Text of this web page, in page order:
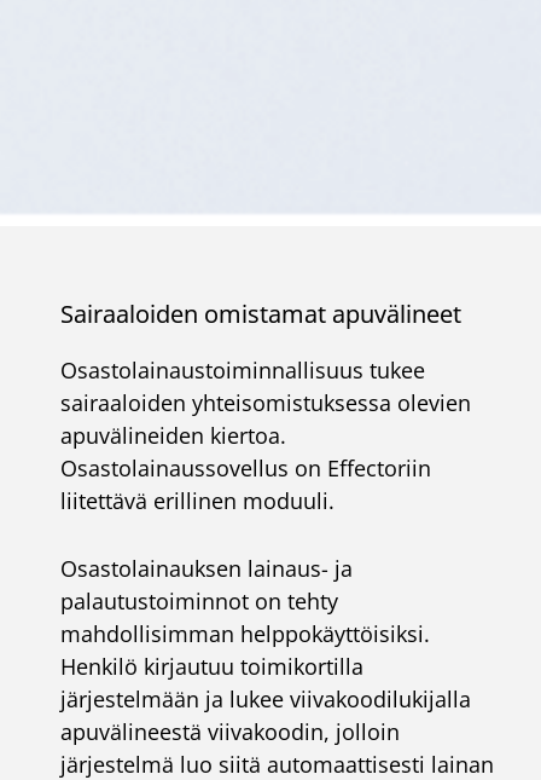
Sairaaloiden omistamat apuvälineet
Osastolainaustoiminnallisuus tukee
sairaaloiden yhteisomistuksessa olevien
apuvälineiden kiertoa.
Osastolainaussovellus on Effectoriin
liitettävä erillinen moduuli.
Osastolainauksen lainaus- ja
palautustoiminnot on tehty
mahdollisimman helppokäyttöisiksi.
Henkilö kirjautuu toimikortilla
järjestelmään ja lukee viivakoodilukijalla
apuvälineestä viivakoodin, jolloin
järjestelmä luo siitä automaattisesti lainan